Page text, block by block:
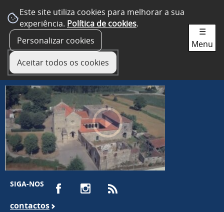
Este site utiliza cookies para melhorar a sua
experiência. Política de cookies.
Personalizar cookies
Aceitar todos os cookies
SIGA-NOS
contactos
☰
Menu